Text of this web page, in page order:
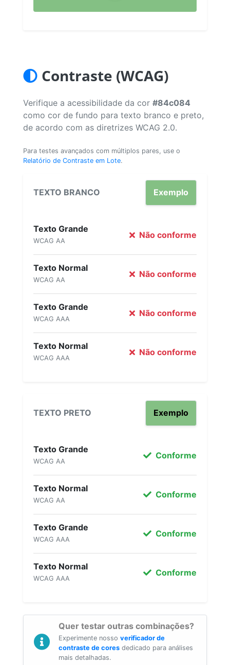
Contraste (WCAG)
Verifique a acessibilidade da cor #84c084
como cor de fundo para texto branco e preto,
de acordo com as diretrizes WCAG 2.0.
Para testes avançados com múltiplos pares, use o
Relatório de Contraste em Lote.
TEXTO BRANCO Exemplo
Texto Grande
WCAG AA
Não conforme
Texto Normal
WCAG AA
Não conforme
Texto Grande
WCAG AAA
Não conforme
Texto Normal
WCAG AAA
Não conforme
TEXTO PRETO Exemplo
Texto Grande
WCAG AA
Conforme
Texto Normal
WCAG AA
Conforme
Texto Grande
WCAG AAA
Conforme
Texto Normal
WCAG AAA
Conforme
Quer testar outras combinações?
Experimente nosso verificador de
contraste de cores dedicado para análises
mais detalhadas.